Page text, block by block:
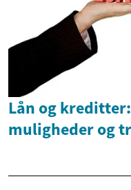
Lån og
muligheder og